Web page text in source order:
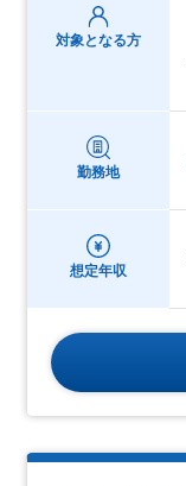
対象となる方
勤務地
想定年収